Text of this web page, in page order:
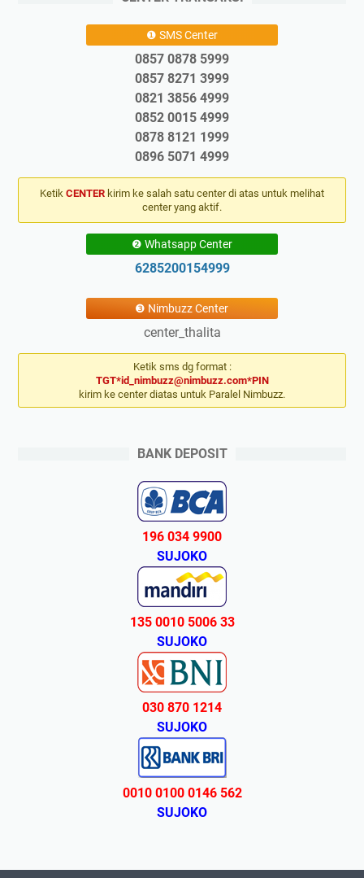
❶ SMS Center
0857 0878 5999
0857 8271 3999
0821 3856 4999
0852 0015 4999
0878 8121 1999
0896 5071 4999
Ketik CENTER kirim ke salah satu center di atas untuk melihat
center yang aktif.
❷ Whatsapp Center
6285200154999
❸ Nimbuzz Center
center_thalita
Ketik sms dg format :
TGT*id_nimbuzz@nimbuzz.com*PIN
kirim ke center diatas untuk Paralel Nimbuzz.
BANK DEPOSIT
196 034 9900
SUJOKO
135 0010 5006 33
SUJOKO
030 870 1214
SUJOKO
0010 0100 0146 562
SUJOKO